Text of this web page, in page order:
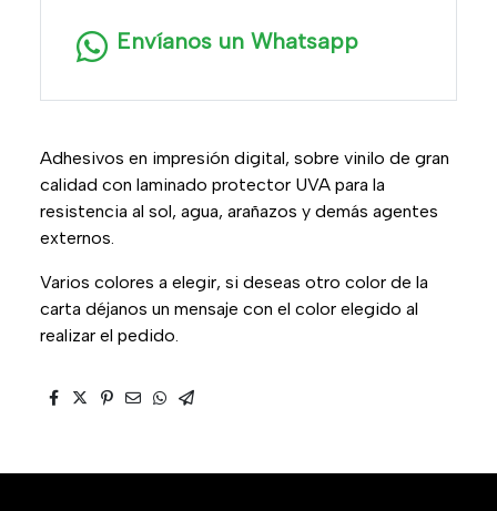
Envíanos un Whatsapp
Adhesivos en impresión digital, sobre vinilo de gran
calidad con laminado protector UVA para la
resistencia al sol, agua, arañazos y demás agentes
externos.
Varios colores a elegir, si deseas otro color de la
carta déjanos un mensaje con el color elegido al
realizar el pedido.